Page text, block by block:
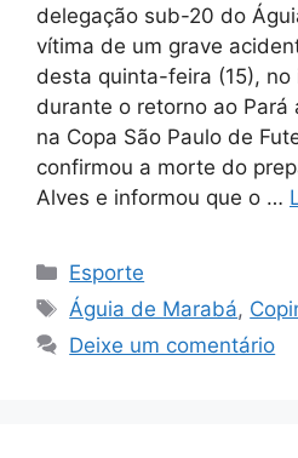
delegação sub-20 do
vítima de um grave
desta quinta-feira (15),
durante o retorno ao Pará
na Copa São Paulo de
confirmou a morte do
Alves e informou que o …
Categorias
Esporte
Tags
Águia de Marabá,
Deixe um comentário